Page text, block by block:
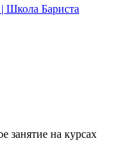
занятие на курсах